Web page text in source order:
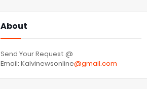
About
Send Your Request @
Email: Kalvinewsonline@gmail.com